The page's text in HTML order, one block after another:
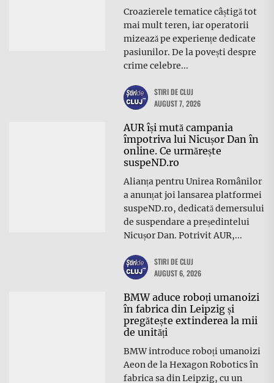
Croazierele tematice câștigă tot
mai mult teren, iar operatorii
mizează pe experiențe dedicate
pasiunilor. De la povești despre
crime celebre...
STIRI DE CLUJ
AUGUST 7, 2026
AUR își mută campania
împotriva lui Nicușor Dan în
online. Ce urmărește
suspeND.ro
Alianța pentru Unirea Românilor
a anunțat joi lansarea platformei
suspeND.ro, dedicată demersului
de suspendare a președintelui
Nicușor Dan. Potrivit AUR,...
STIRI DE CLUJ
AUGUST 6, 2026
BMW aduce roboți umanoizi
în fabrica din Leipzig și
pregătește extinderea la mii
de unități
BMW introduce roboți umanoizi
Aeon de la Hexagon Robotics în
fabrica sa din Leipzig, cu un